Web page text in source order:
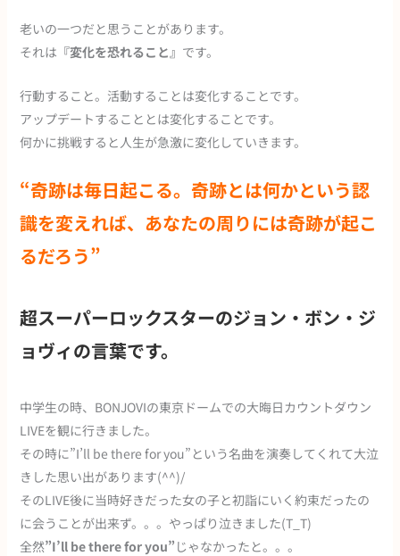
老いの一つだと思うことがあります。
それは 『変化を恐れること』 です。
行動すること。活動することは変化することです。
アップデートすることとは変化することです。
何かに挑戦すると人生が急激に変化していきます。
“奇跡は毎日起こる。奇跡とは何かという認
識を変えれば、あなたの周りには奇跡が起こ
るだろう”
超スーパーロックスターのジョン・ボン・ジ
ョヴィの言葉です。
中学生の時、BONJOVIの東京ドームでの大晦日カウントダウン
LIVEを観に行きました。
その時に”I’ll be there for you”という名曲を演奏してくれて大泣
きした思い出があります(^^)/
そのLIVE後に当時好きだった女の子と初詣にいく約束だったの
に会うことが出来ず。。。やっぱり泣きました(T_T)
全然”I’ll be there for you” じゃなかったと。。。